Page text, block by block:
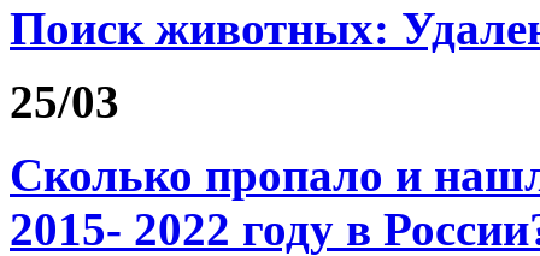
Поиск животных:
25/03
Сколько пропало и
2015- 2022 году в